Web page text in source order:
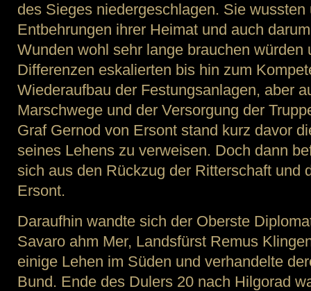
des Sieges niedergeschlagen. Sie wussten
Entbehrungen ihrer Heimat und auch
Wunden wohl sehr lange brauchen würden
Differenzen eskalierten bis hin zum
Wiederaufbau der Festungsanlagen, aber
Marschwege und der Versorgung der
Graf Gernod von Ersont stand kurz davor
seines Lehens zu verweisen. Doch dann
sich aus den Rückzug der Ritterschaft und
Ersont.
Daraufhin wandte sich der Oberste
Savaro ahm Mer, Landsfürst Remus
einige Lehen im Süden und verhandelte
Bund. Ende des Dulers 20 nach Hilgorad